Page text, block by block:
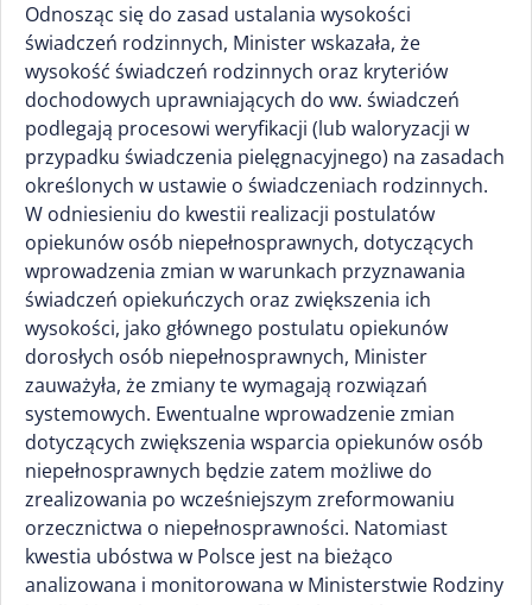
Odnosząc się do zasad ustalania wysokości
świadczeń rodzinnych, Minister wskazała, że
wysokość świadczeń rodzinnych oraz kryteriów
dochodowych uprawniających do ww. świadczeń
podlegają procesowi weryfikacji (lub waloryzacji w
przypadku świadczenia pielęgnacyjnego) na zasadach
określonych w ustawie o świadczeniach rodzinnych.
W odniesieniu do kwestii realizacji postulatów
opiekunów osób niepełnosprawnych, dotyczących
wprowadzenia zmian w warunkach przyznawania
świadczeń opiekuńczych oraz zwiększenia ich
wysokości, jako głównego postulatu opiekunów
dorosłych osób niepełnosprawnych, Minister
zauważyła, że zmiany te wymagają rozwiązań
systemowych. Ewentualne wprowadzenie zmian
dotyczących zwiększenia wsparcia opiekunów osób
niepełnosprawnych będzie zatem możliwe do
zrealizowania po wcześniejszym zreformowaniu
orzecznictwa o niepełnosprawności. Natomiast
kwestia ubóstwa w Polsce jest na bieżąco
analizowana i monitorowana w Ministerstwie Rodziny